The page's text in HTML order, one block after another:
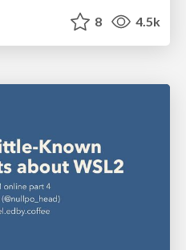
8 4.5k